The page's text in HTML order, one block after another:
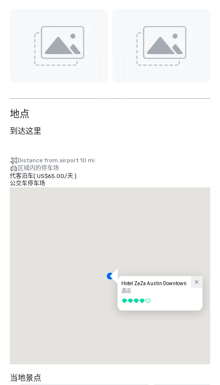
7
地点
到达这里
Distance from airport 10 mi
区域内的停车场
代客泊车( US$65.00/天)
公交车停车场
Hotel ZaZa Austin Downtown
酒店
4/5
当地景点